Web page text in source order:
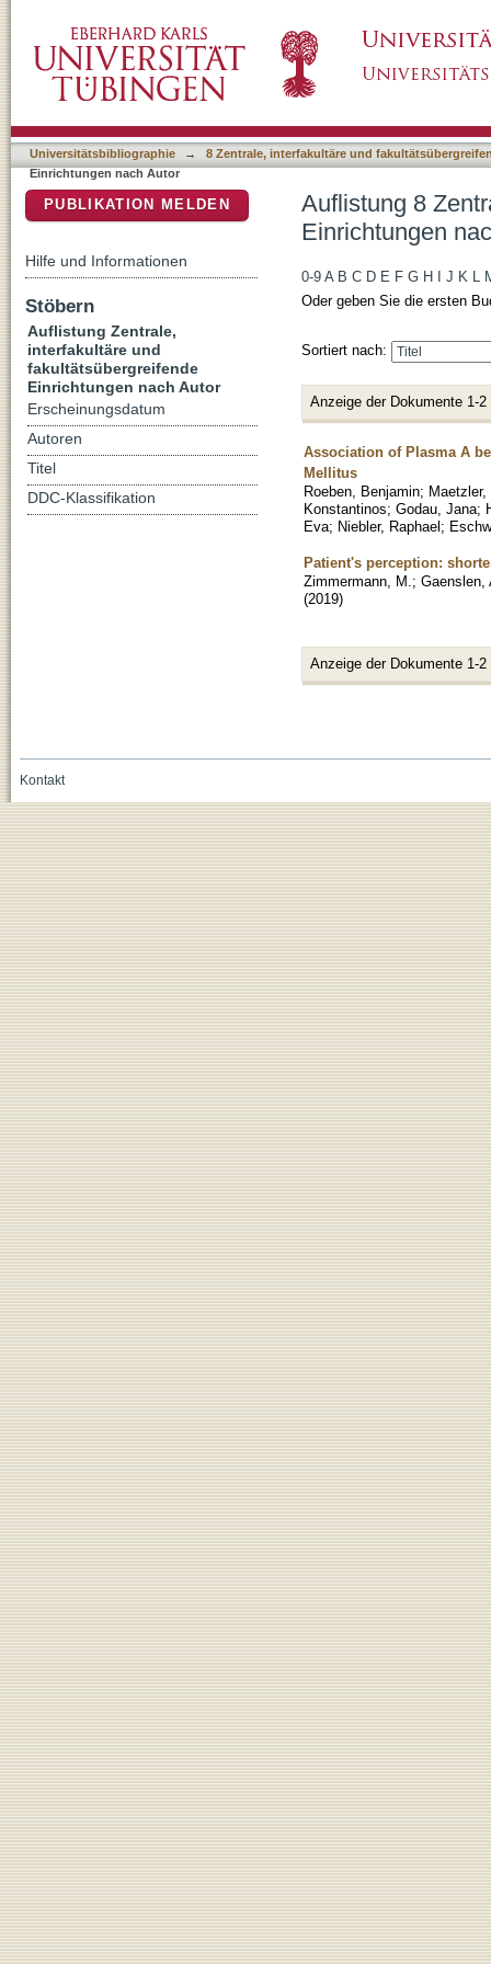
"Gaenslen, Alexandra"
Universitätsbibliographie →
8 Zentrale, interfakultäre und
Einrichtungen nach Autor
Auflistung 8
Einrichtungen
0-9 A B C D E F G H J K L
Oder geben Sie die ersten
Sortiert nach:
Anzeige der Dokumente 1-2
Association of Plasma A
Mellitus
Roeben, Benjamin; Maetzler,
Konstantinos; Godau, Jana;
Eva; Niebler, Raphael;
Patient's perception:
Zimmermann, M. ; Gaenslen,
(2019)
Anzeige der Dokumente 1-2
PUBLIKATION MELDEN
Hilfe und Informationen
Stöbern
Auflistung Zentrale,
interfakultäre und
fakultätsübergreifende
Einrichtungen nach Autor
Erscheinungsdatum
Autoren
Titel
DDC-Klassifikation
Kontakt